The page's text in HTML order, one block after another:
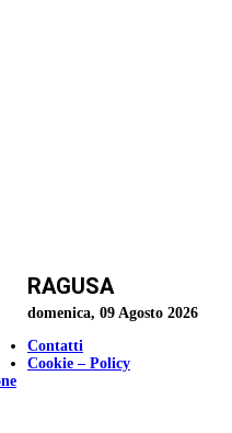
RAGUSA
domenica, 09 Agosto 2026
Contatti
Cookie – Policy